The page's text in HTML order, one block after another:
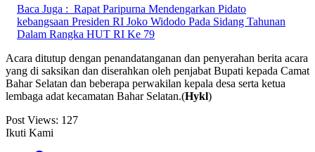
Baca Juga : Rapat Paripurna Mendengarkan Pidato
kebangsaan Presiden RI Joko Widodo Pada Sidang Tahunan
Dalam Rangka HUT RI Ke 79
Acara ditutup dengan penandatanganan dan penyerahan berita acara
yang di saksikan dan diserahkan oleh penjabat Bupati kepada Camat
Bahar Selatan dan beberapa perwakilan kepala desa serta ketua
lembaga adat kecamatan Bahar Selatan.(Hykl)
Post Views: 127
Ikuti Kami